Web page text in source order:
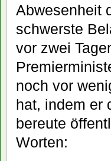
Abwesenheit
schwerste
vor zwei
noch vor
hat, indem er
bereute
Worten: